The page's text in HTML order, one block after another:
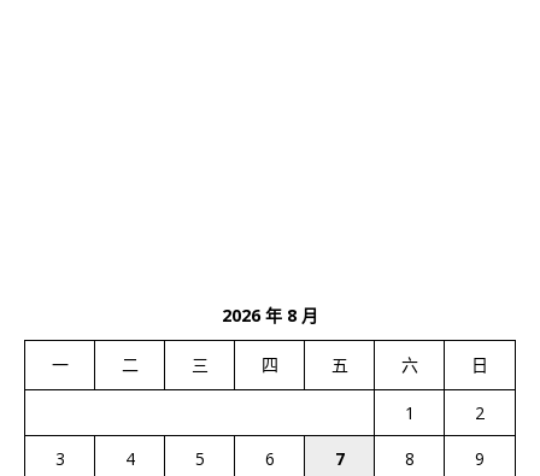
2026 年 8 月
一 二 三 四 五 六 日
1
2
3
4 5 6 7 8
9